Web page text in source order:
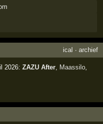
ical · archief
2026:ZAZU After Maassilo